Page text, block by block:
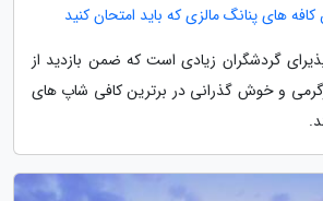
کافه های پنانگ مالزی که باید امتحان کنید
گردشگران زیادی است که ضمن بازدید از
و خوش گذرانی در برترین کافی شاپ های